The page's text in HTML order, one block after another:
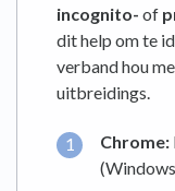
incognito- of
dit help om te
verband hou
uitbreidings.
Chrome: